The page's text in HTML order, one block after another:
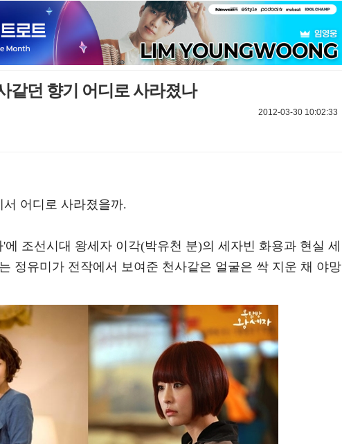
같던 향기 어디로 사라졌나
2012-03-30 10:02:33
어디로 사라졌을까.
에 조선시대 왕세자 이각(박유천 분)의 세자빈 화용과 현실 세
정유미가 전작에서 보여준 천사같은 얼굴은 싹 지운 채 야망